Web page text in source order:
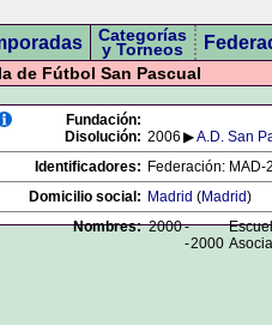
Categorías
y Torneos
de Fútbol San Pascual
Fundación:
Disolución: 2006 ▶A.D. San
Identificadores: Federación: MAD-
Domicilio social: Madrid (Madrid)
Nombres: 2000-
-2000